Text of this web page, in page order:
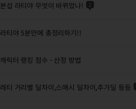
본섭 라티야 무엇이 바뀌었나! 1
라티야 5분만에 총정리하기!!
캐릭터 랭킹 점수 - 산정 방법
레티 거리별 딜차이,스매시 딜차이,추가딜 등등